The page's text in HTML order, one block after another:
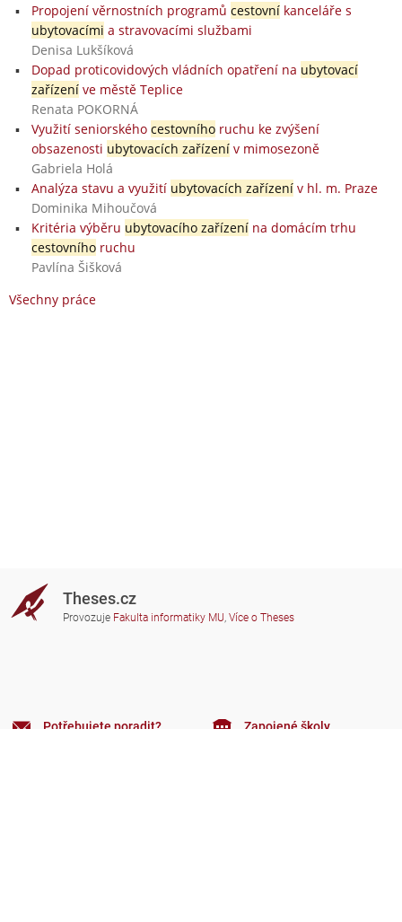
Propojení věrnostních programů cestovníkanceláře s
ubytovacími a stravovacími službami
Denisa Lukšíková
Dopad proticovidových vládních opatření na ubytovací
zařízeníve městě Teplice
Renata POKORNÁ
Využití seniorského cestovníhoruchu ke zvýšení
obsazenosti ubytovacích zařízenív mimosezoně
Gabriela Holá
Analýza stavu a využití ubytovacích zařízenív hl. m. Praze
Dominika Mihoučová
Kritéria výběru ubytovacího zařízenína domácím trhu
cestovníhoruchu
Pavlína Šišková
Všechny práce
Theses.cz
Provozuje Fakulta informatiky MU, Více o Theses
Potřebujete poradit? Zapojené školy